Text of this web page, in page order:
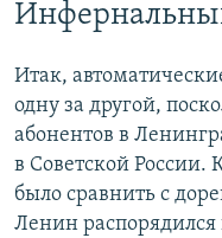
Итак,
одну за другой,
абонентов в
в Советской России.
было сравнить с
Ленин распорядился